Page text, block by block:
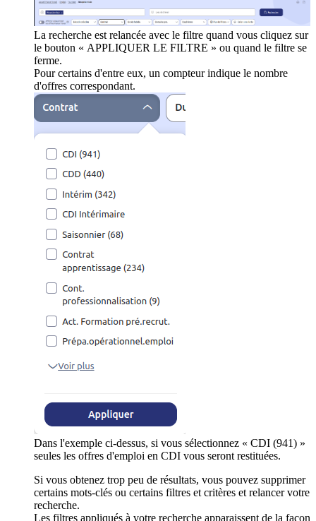
La recherche est relancée avec le filtre quand vous cliquez sur
le bouton « APPLIQUER LE FILTRE » ou quand le filtre se
ferme.
Pour certains d'entre eux, un compteur indique le nombre
d'offres correspondant.
Dans l'exemple ci-dessus, si vous sélectionnez « CDI (941) »
seules les offres d'emploi en CDI vous seront restituées.
Si vous obtenez trop peu de résultats, vous pouvez supprimer
certains mots-clés ou certains filtres et critères et relancer votre
recherche.
Les filtres appliqués à votre recherche apparaissent de la façon